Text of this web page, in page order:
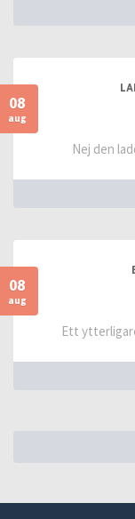
08
aug
Nej den
08
aug
Ett